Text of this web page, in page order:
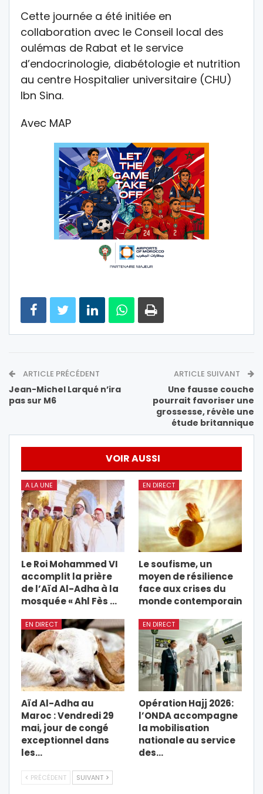
Cette journée a été initiée en
collaboration avec le Conseil local des
oulémas de Rabat et le service
d’endocrinologie, diabétologie et nutrition
au centre Hospitalier universitaire (CHU)
Ibn Sina.
Avec MAP
ARTICLE PRÉCÉDENT
Jean-Michel Larqué n’ira
pas sur M6
ARTICLE SUIVANT
Une fausse couche
pourrait favoriser une
grossesse, révèle une
étude britannique
VOIR AUSSI
A LA UNE
Le Roi Mohammed VI
accomplit la prière
de l’Aïd Al-Adha à la
mosquée « Ahl Fès …
EN DIRECT
Le soufisme, un
moyen de résilience
face aux crises du
monde contemporain
EN DIRECT
Aïd Al-Adha au
Maroc : Vendredi 29
mai, jour de congé
exceptionnel dans
les…
EN DIRECT
Opération Hajj 2026:
l’ONDA accompagne
la mobilisation
nationale au service
des…
PRÉCÉDENT SUIVANT